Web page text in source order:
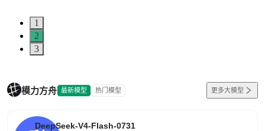
1
2
3
模力方舟 最新模型 热门模型 更多大模型
DeepSeek-V4-Flash-0731